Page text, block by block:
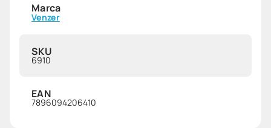
Marca
Venzer
SKU
6910
EAN
7896094206410